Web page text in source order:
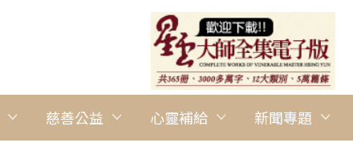
慈善公益 心靈補給 新聞專題